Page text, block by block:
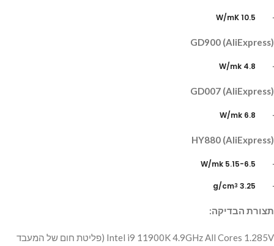
· 10.5 W/mK
GD900 (AliExpress)
· 4.8 W/mk
GD007 (AliExpress)
· 6.8 W/mk
HY880 (AliExpress)
· 5.15-6.5 W/mk
· 3.25 g/cm
3
תצורת הבדיקה:
Intel i9 11900K 4.9GHz All Cores 1.285V (פליטת חום של המעבד